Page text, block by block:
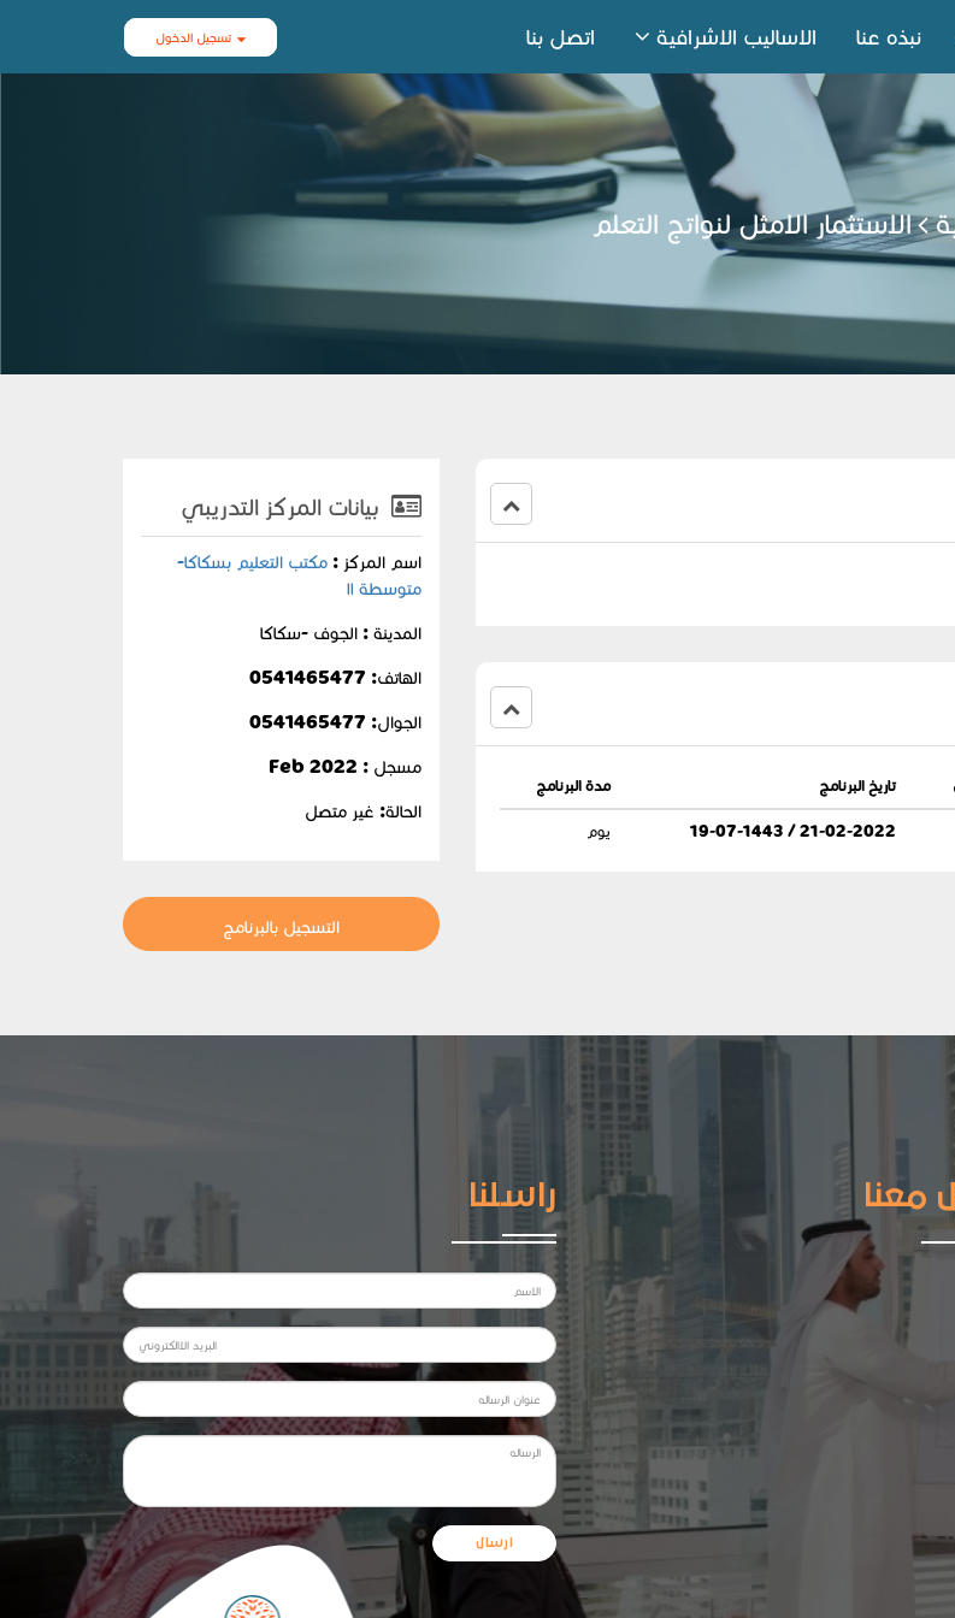
نبذه عنا الاساليب الاشرافية اتصل بنا تسجيل الدخول
الاستثمار الامثل لنواتج التعلم
تاريخ البرنامج مدة البرنامج
21-02-2022 / 19-07-1443 يوم
بيانات المركز التدريبي
اسم المركز :مكتب التعليم بسكاكا-
متوسطة ١١
المدينة : الجوف -سكاكا
الهاتف: 0541465477
الجوال:
مسجل : Feb 2022
الحالة: غير متصل
التسجيل بالبرنامج
معنا راسلنا
ارسال